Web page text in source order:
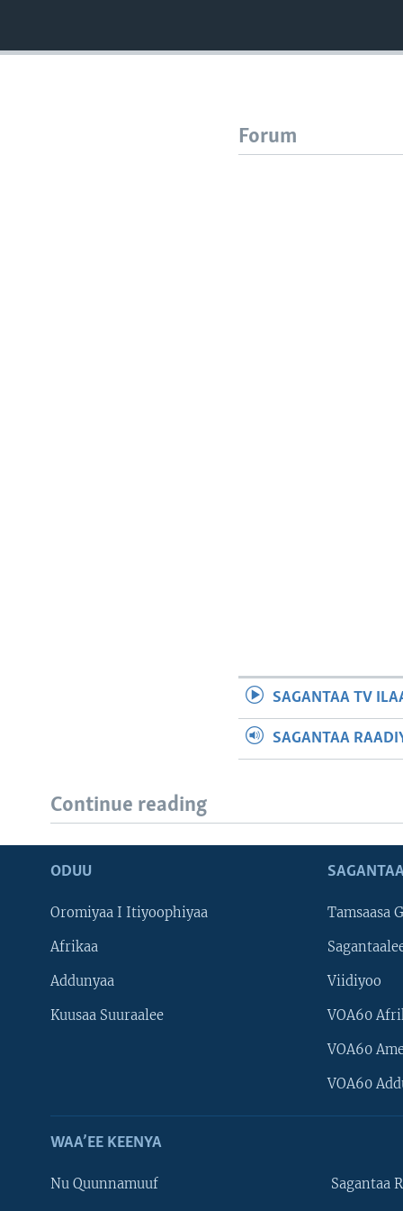
Forum
SAGANTAA TV
SAGANTAA
Continue reading
ODUU
Oromiyaa I Itiyoophiyaa
Afrikaa
Addunyaa
Kuusaa Suuraalee
Tamsaasa
Viidiyoo
VOA60
VOA60
VOA60
WAA’EE KEENYA
Nu Quunnamuuf Sagantaa